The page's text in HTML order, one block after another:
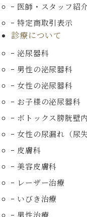
医師・スタッフ紹
特定商取引表示
診療について
泌尿器科
男性の泌尿器科
女性の泌尿器科
お子様の泌尿器科
ボトックス膀胱壁
女性の尿漏れ（尿失
皮膚科
美容皮膚科
レーザー治療
いびき治療
男性治療